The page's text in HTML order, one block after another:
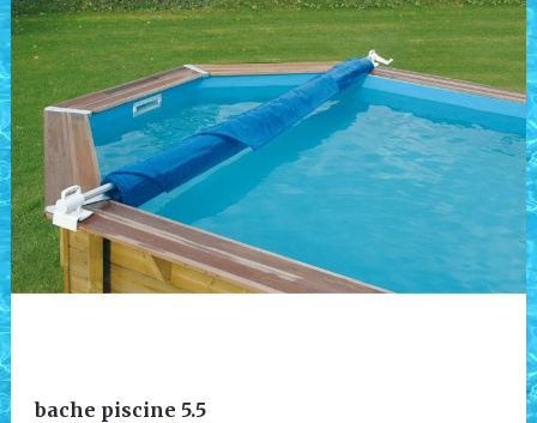
bache piscine 5.5